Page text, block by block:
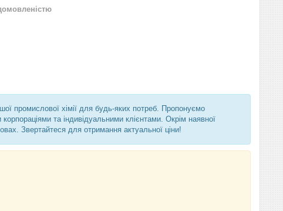
промислової хімії для будь-яких потреб. Пропонуємо
та індивідуальними клієнтами. Окрім наявної
Звертайтеся для отримання актуальної ціни!